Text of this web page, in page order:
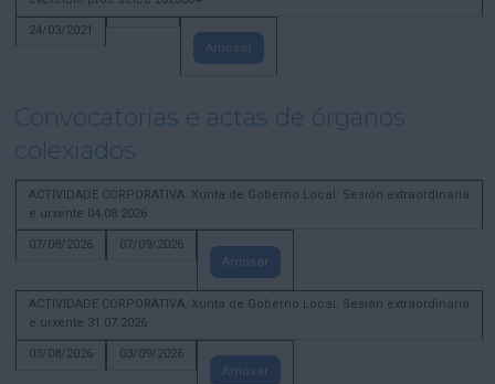
24/03/2021
Amosar
Convocatorias e actas de órganos
colexiados
ACTIVIDADE CORPORATIVA. Xunta de Goberno Local. Sesión extraordinaria
e urxente 04.08.2026
07/08/2026
07/09/2026
Amosar
ACTIVIDADE CORPORATIVA. Xunta de Goberno Local. Sesión extraordinaria
e urxente 31.07.2026
03/08/2026
03/09/2026
Amosar